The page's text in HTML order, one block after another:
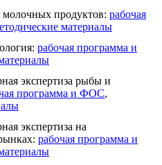
продуктов: рабочая
материалы
рабочая программа и
экспертиза рыбы и
программа и ФОС,
экспертиза на
рабочая программа и